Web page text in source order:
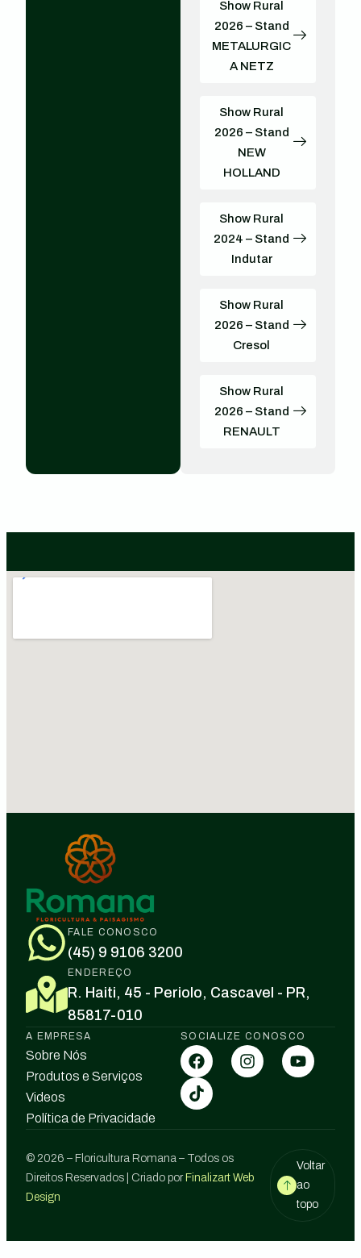
Show Rural
2026 – Stand
METALURGIC
A NETZ
Show Rural
2026 – Stand
NEW
HOLLAND
Show Rural
2024 – Stand
Indutar
Show Rural
2026 – Stand
Cresol
Show Rural
2026 – Stand
RENAULT
FALE CONOSCO
(45) 9 9106 3200
ENDEREÇO
R. Haiti, 45 - Periolo, Cascavel - PR,
85817-010
A EMPRESA
Sobre Nós
Produtos e Serviços
Videos
Política de Privacidade
SOCIALIZE CONOSCO
© 2026 – Floricultura Romana – Todos os
Direitos Reservados | Criado porFinalizart Web
Design
Voltar
ao
topo